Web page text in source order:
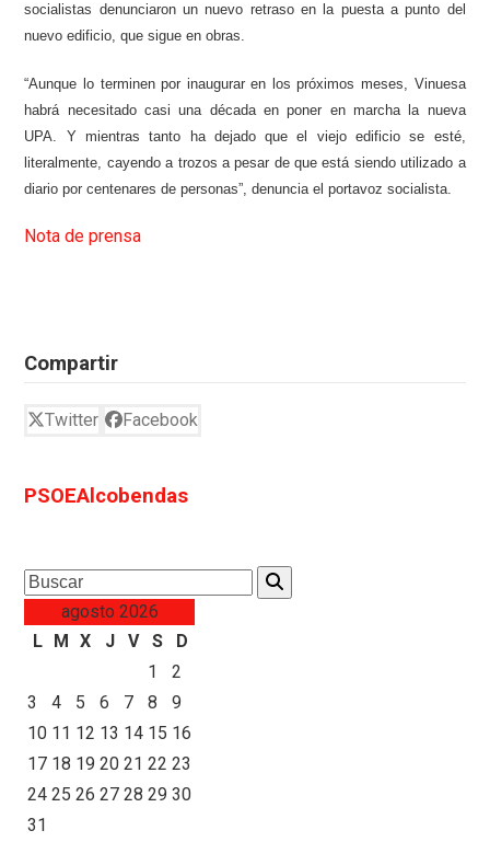
socialistas denunciaron un nuevo retraso en la puesta a punto del
nuevo edificio, que sigue en obras.
“Aunque lo terminen por inaugurar en los próximos meses, Vinuesa
habrá necesitado casi una década en poner en marcha la nueva
UPA. Y mientras tanto ha dejado que el viejo edificio se esté,
literalmente, cayendo a trozos a pesar de que está siendo utilizado a
diario por centenares de personas”, denuncia el portavoz socialista.
Nota de prensa
Compartir
Twitter Facebook
PSOEAlcobendas
Search
agosto 2026
L M X J V S
D
1
2
3
4 5 6 7 8
9
10 11 12 13 14 15 16
17 18 19 20 21 22 23
24 25 26 27 28 29 30
31